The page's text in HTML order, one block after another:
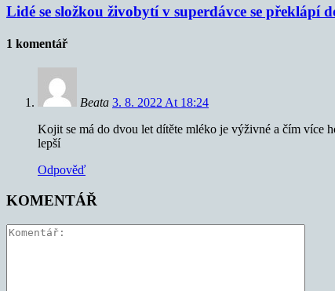
Lidé se složkou živobytí v superdávce se překlápí
1 komentář
Beata 3. 8. 2022 At 18:24
Kojit se má do dvou let dítěte mléko je výživné a čím více
lepší
Odpověď
KOMENTÁŘ